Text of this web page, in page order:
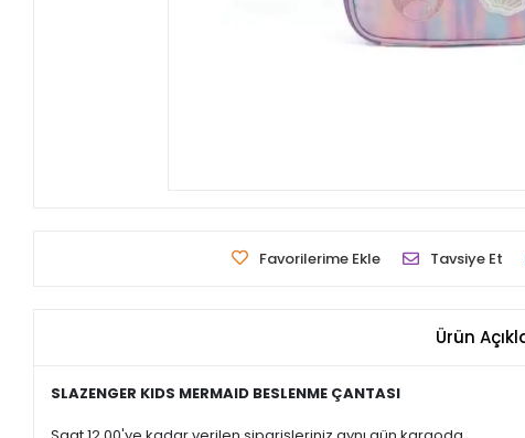
Favorilerime Ekle Tavsiye Et
Ürün
SLAZENGER KIDS MERMAID BESLENME ÇANTASI